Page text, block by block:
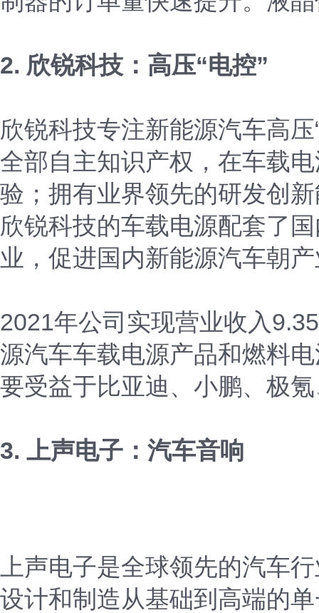
2. 欣锐科技：高压“电控”
欣锐科技专注新能源汽车高
全部自主知识产权，在车载
验；拥有业界领先的研发创
欣锐科技的车载电源配套了
业，促进国内新能源汽车朝
2021年公司实现营业收入
源汽车车载电源产品和燃料
要受益于比亚迪、小鹏、极
3. 上声电子：汽车音响
上声电子是全球领先的汽车
设计和制造从基础到高端的